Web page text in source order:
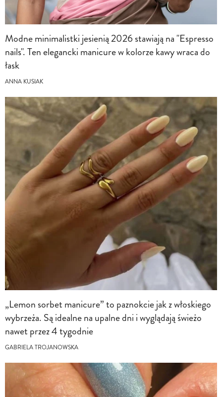
Modne minimalistki jesienią 2026 stawiają na "Espresso
nails". Ten elegancki manicure w kolorze kawy wraca do
łask
ANNA KUSIAK
„Lemon sorbet manicure” to paznokcie jak z włoskiego
wybrzeża. Są idealne na upalne dni i wyglądają świeżo
nawet przez 4 tygodnie
GABRIELA TROJANOWSKA